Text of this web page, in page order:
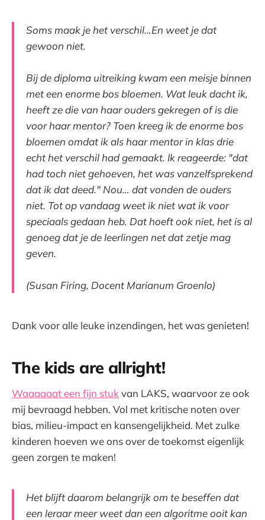
Soms maak je het verschil…En weet je dat
gewoon niet.
Bij de diploma uitreiking kwam een meisje binnen
met een enorme bos bloemen. Wat leuk dacht ik,
heeft ze die van haar ouders gekregen of is die
voor haar mentor? Toen kreeg ik de enorme bos
bloemen omdat ik als haar mentor in klas drie
echt het verschil had gemaakt. Ik reageerde: "dat
had toch niet gehoeven, het was vanzelfsprekend
dat ik dat deed." Nou… dat vonden de ouders
niet. Tot op vandaag weet ik niet wat ik voor
speciaals gedaan heb. Dat hoeft ook niet, het is al
genoeg dat je de leerlingen net dat zetje mag
geven.
(Susan Firing, Docent Marianum Groenlo)
Dank voor alle leuke inzendingen, het was genieten!
The kids are allright!
Waaaaaat een fijn stuk van LAKS, waarvoor ze ook
mij bevraagd hebben. Vol met kritische noten over
bias, milieu-impact en kansengelijkheid. Met zulke
kinderen hoeven we ons over de toekomst eigenlijk
geen zorgen te maken!
Het blijft daarom belangrijk om te beseffen dat
een leraar meer weet dan een algoritme ooit kan